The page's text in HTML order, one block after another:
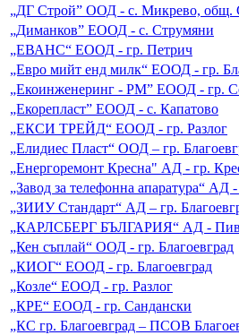
„ДГ Строй” ООД - с. Микрево, общ.
„Диманков” ЕООД - с. Струмяни
„ЕВАНС“ ЕООД - гр. Петрич
„Евро мийт енд милк“ ЕООД - гр.
„Екоинженеринг - РМ” ЕООД - гр.
„Екорепласт” ЕООД - с. Капатово
„ЕКСИ ТРЕЙД“ ЕООД - гр. Разлог
„Елидиес Пласт“ ООД – гр.
„Енергоремонт Кресна" АД - гр.
„Завод за телефонна апаратура“ АД
„ЗИИУ Стандарт“ АД – гр.
„КАРЛСБЕРГ БЪЛГАРИЯ“ АД -
„Кен съплай“ ООД - гр. Благоевград
„КИОГ“ ЕООД - гр. Благоевград
„Козле“ ЕООД - гр. Разлог
„КРЕ“ ЕООД - гр. Сандански
„КС гр. Благоевград – ПСОВ